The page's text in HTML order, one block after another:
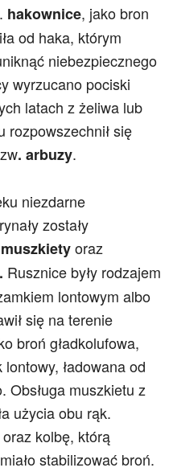
hakownice, jako bron
od haka, którym
niebezpiecznego
wyrzucano pociski
latach z żeliwa lub
rozpowszechnił się
. arbuzy.
niezdarne
zostały
oraz
Rusznice były rodzajem
lontowym albo
się na terenie
broń gładkolufowa,
ładowana od
Obsługa muszkietu z
użycia obu rąk.
kolbę, którą
stabilizować broń.